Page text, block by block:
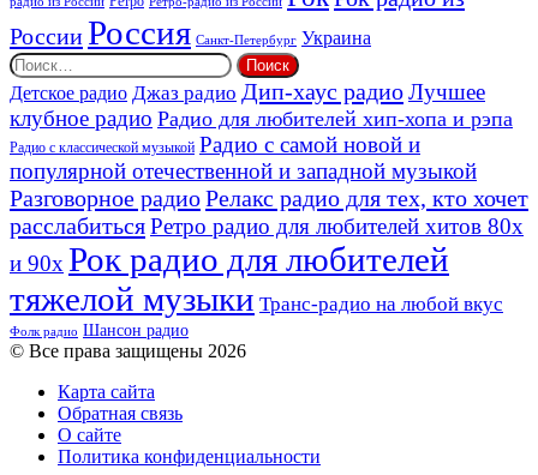
РоссииРоссия Санкт-Петербург Украина
Найти:
Детское радио Джаз радио Дип-хаус радиоЛучшее
клубное радио Радио для любителей хип-хопа и рэпа
Радио с классической музыкой Радио с самой новой и
популярной отечественной и западной музыкой
Разговорное радиоРелакс радио для тех, кто хочет
расслабитьсяРетро радио для любителей хитов 80х
и 90хРок радио для любителей
тяжелой музыки Транс-радио на любой вкус
Фолк радио Шансон радио
© Все права защищены 2026
Карта сайта
Обратная связь
О сайте
Политика конфиденциальности